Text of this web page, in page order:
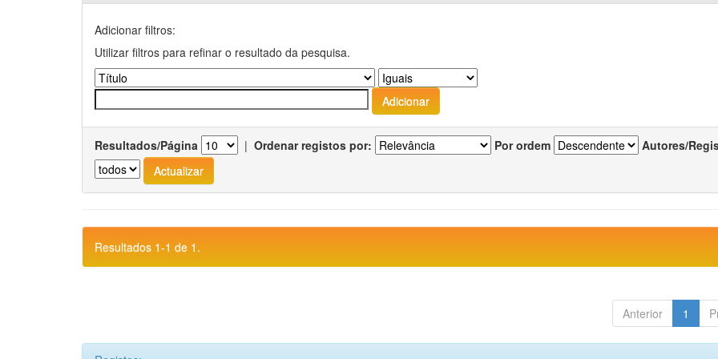
Adicionar filtros:
Utilizar filtros para refinar o resultado da pesquisa.
Resultados/Página | Ordenar registos por: Por ordem Autores/
Resultados 1-1 de 1.
Anterior 1